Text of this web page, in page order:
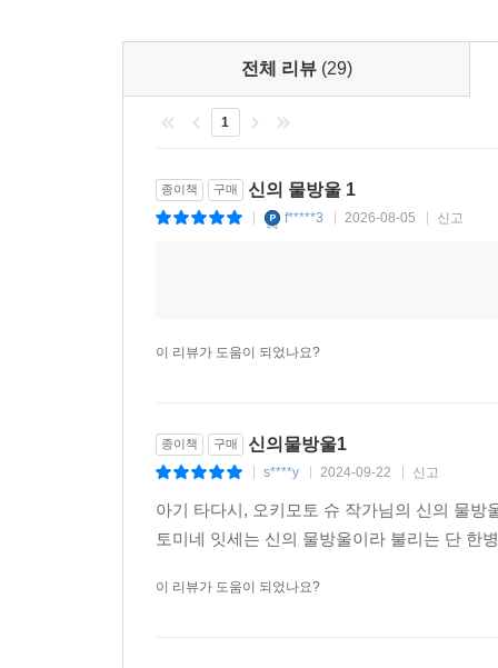
전체 리뷰 (29)
1
종이책 구매 신의 물방울 1
f*****3 2026-08-05 신고
이 리뷰가 도움이 되었나요?
종이책 구매 신의물방울1
s****y 2024-09-22 신고
아기 타다시, 오키모토 슈 작가님의 신의 물
토미네 잇세는 신의 물방울이라 불리는 단 한
이 리뷰가 도움이 되었나요?